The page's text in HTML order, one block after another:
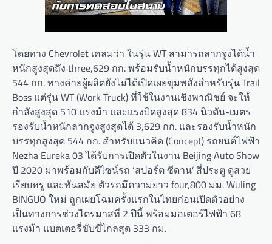
โดยทาง Chevrolet เคลมว่า ในรุ่น WT สามารถลากจูงได้น้ำ
หนักสูงสุดถึง three,629 กก. พร้อมรับน้ำหนักบรรทุกได้สูงสุด
544 กก. ทางค่ายผู้ผลิตยังไม่ได้เปิดเผยขุมพลังสำหรับรุ่น Trail
Boss แต่รุ่น WT (Work Truck) ที่ใช้ในงานเชิงพาณิชย์ จะให้
กำลังสูงสุด 510 แรงม้า และแรงบิดสูงสุด 834 นิวตัน-เมตร
รองรับน้ำหนักลากจูงสูงสุดได้ 3,629 กก. และรองรับน้ำหนัก
บรรทุกสูงสุด 544 กก. สำหรับแนวคิด (Concept) รถยนต์ไฟฟ้า
Nezha Eureka 03 ได้รับการเปิดตัวในงาน Beijing Auto Show
ปี 2020 มาพร้อมกับดีไซน์รถ ‘สปอร์ต ซีดาน’ สี่ประตู ดูสวย
เรียบหรู และทันสมัย ตัวรถมีความยาว four,800 มม. Wuling
BINGUO ใหม่ ถูกเผยโฉมครั้งแรกในไทยก่อนเปิดตัวอย่าง
เป็นทางการช่วงไตรมาสที่ 2 ปีนี้ พร้อมมอเตอร์ไฟฟ้า 68
แรงม้า แบตเตอรี่ขับขี่ไกลสุด 333 กม.